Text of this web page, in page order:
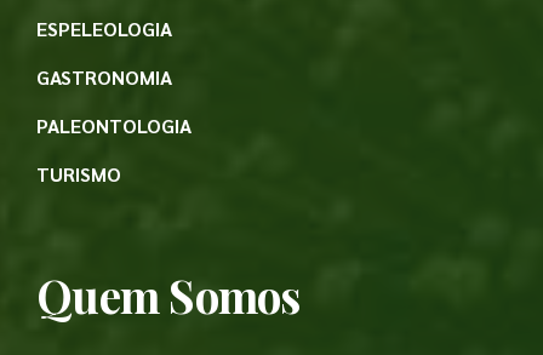
ESPELEOLOGIA
GASTRONOMIA
PALEONTOLOGIA
TURISMO
Quem Somos